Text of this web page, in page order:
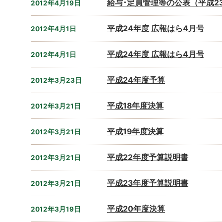
2012年4月19日 給与･定員管理等の公表（平成
2012年4月1日 平成24年度 広報はら4月号
2012年4月1日 平成24年度 広報はら4月号
2012年3月23日 平成24年度予算
2012年3月21日 平成18年度決算
2012年3月21日 平成19年度決算
2012年3月21日 平成22年度予算説明書
2012年3月21日 平成23年度予算説明書
2012年3月19日 平成20年度決算